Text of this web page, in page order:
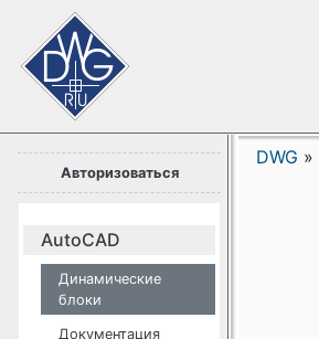
Авторизоваться
AutoCAD
Динамические
блоки
Документация
DWG »